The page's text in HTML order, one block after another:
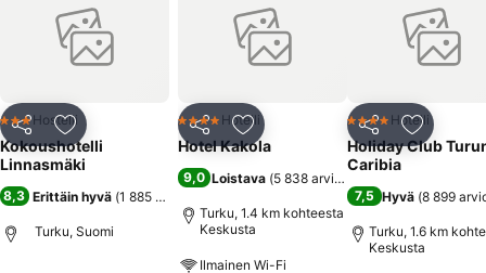
Jaa Lisää suosikkeihin
3 Tähtiluokitus
Hostelli
Kokoushotelli
Linnasmäki
8,3 Erittäin hyvä (1 885 arviota
Turku, Suomi
Jaa Lisää suosikkeihin
4 Tähtiluokitus
Hotelli
Hotel Kakola
9,0 Loistava (5 838 arviota
Turku, 1.4 km kohteesta
Keskusta
Ilmainen Wi-Fi
Jaa Lisää
4 Tähtiluokitus
Hotelli
Holiday Club
Caribia
7,5 Hyvä (8 899
Turku, 1.6 km
Keskusta